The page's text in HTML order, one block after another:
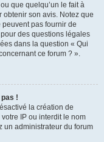
que quelqu’un le fait à
son avis. Notez que
pas fournir de
des questions légales
dans la question « Qui
ce forum ? ».
!
la création de
IP ou interdit le nom
un administrateur du forum